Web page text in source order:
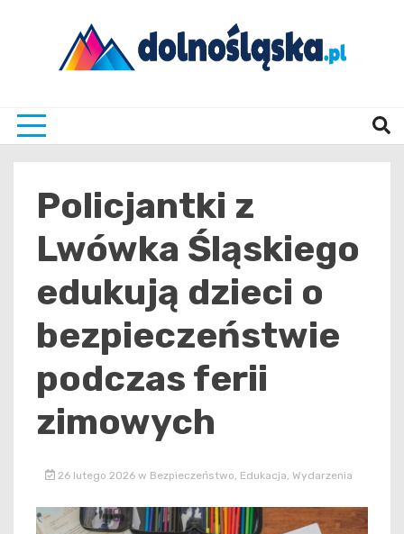
Policjantki z
Lwówka Śląskiego
edukują dzieci o
bezpieczeństwie
podczas ferii
zimowych
26 lutego 2026 w Bezpieczeństwo Edukacja Wydarzenia